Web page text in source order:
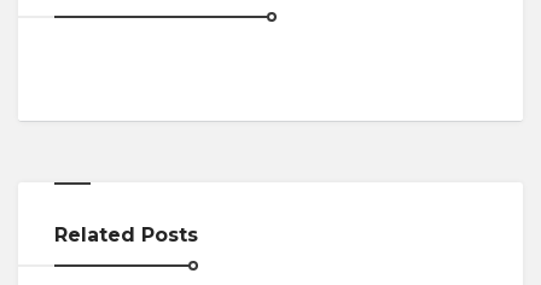
Related Posts